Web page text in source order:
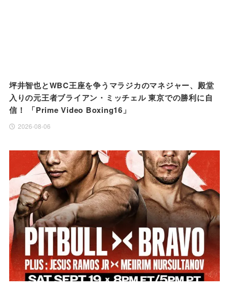
坪井智也とWBC王座を争うマラジカのマネジャー、殿堂
入りの元王者ブライアン・ミッチェル 東京での勝利に自
信！ 「Prime Video Boxing16」
2026-08-06